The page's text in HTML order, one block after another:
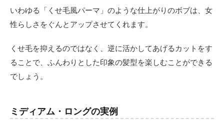
いわゆる「くせ毛風パーマ」のような仕上がりのボブは、女
性らしさをぐんとアップさせてくれます。
くせ毛を抑えるのではなく、逆に活かしてあげるカットをす
ることで、ふんわりとした印象の髪型を楽しむことができる
でしょう。
ミディアム・ロングの実例